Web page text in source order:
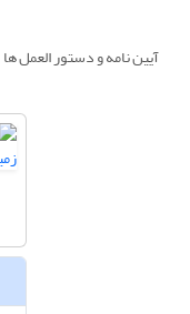
آیین نامه و دستور العمل ها